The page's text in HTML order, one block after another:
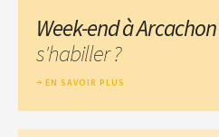
Week-end à Arcachon
s'habiller ?
EN SAVOIR PLUS